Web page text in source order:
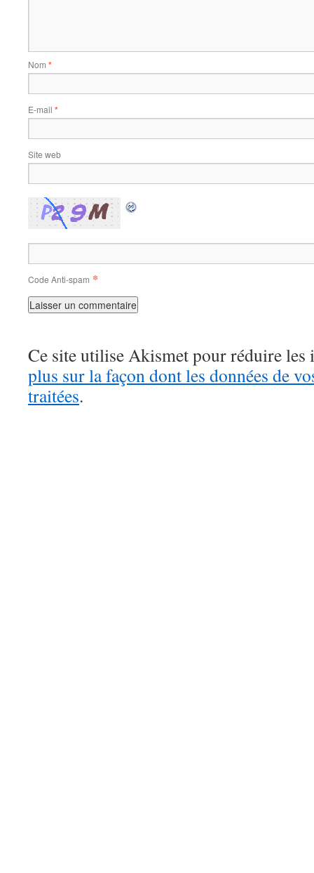
Nom *
E-mail *
Site web
Code Anti-spam *
Ce site utilise Akismet pour réduire les
plus sur la façon dont les données de
traitées.